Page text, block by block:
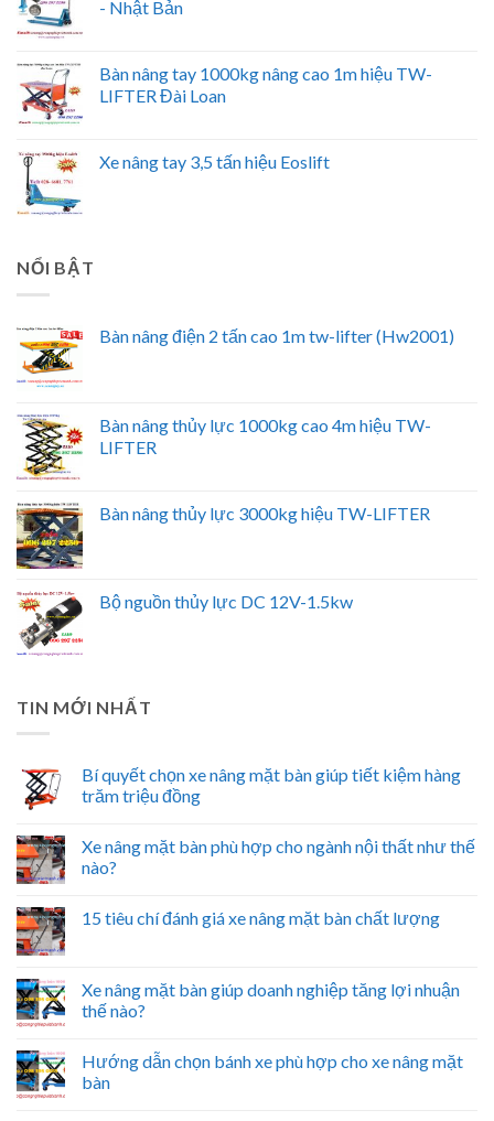
- Nhật Bản
Bàn nâng tay 1000kg nâng cao 1m hiệu TW-
LIFTER Đài Loan
Xe nâng tay 3,5 tấn hiệu Eoslift
NỔI BẬT
Bàn nâng điện 2 tấn cao 1m tw-lifter (Hw2001)
Bàn nâng thủy lực 1000kg cao 4m hiệu TW-
LIFTER
Bàn nâng thủy lực 3000kg hiệu TW-LIFTER
Bộ nguồn thủy lực DC 12V-1.5kw
TIN MỚI NHẤT
Bí quyết chọn xe nâng mặt bàn giúp tiết kiệm hàng
trăm triệu đồng
Xe nâng mặt bàn phù hợp cho ngành nội thất như thế
nào?
15 tiêu chí đánh giá xe nâng mặt bàn chất lượng
Xe nâng mặt bàn giúp doanh nghiệp tăng lợi nhuận
thế nào?
Hướng dẫn chọn bánh xe phù hợp cho xe nâng mặt
bàn